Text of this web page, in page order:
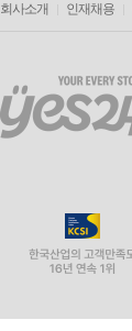
회사소개 인재채용